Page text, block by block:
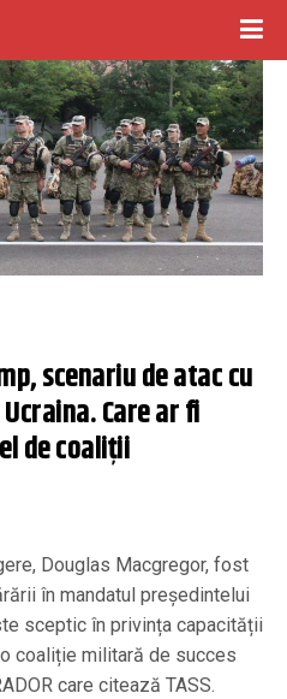
scenariu de atac cu
Care ar fi
de coaliții
Douglas Macgregor, fost
în mandatul președintelui
sceptic în privința capacității
coaliție militară de succes
care citează TASS.